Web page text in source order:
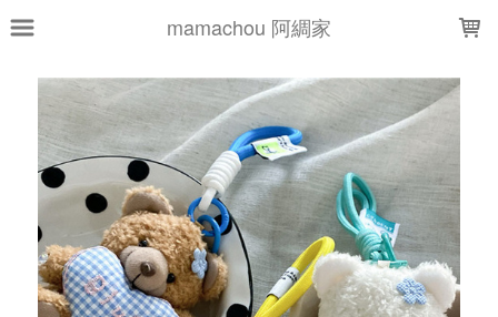
mamachou 阿綢家